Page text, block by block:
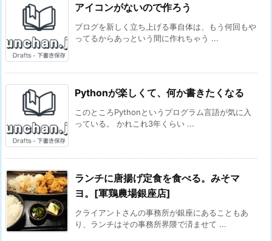
アイコンがないので作ろう
ブログを新しく立ち上げる事自体は、もう何回もや
ってるからあっという間に作れちゃう ...
Pythonが楽しくて、何か書きたくなる
このところPythonというプログラム言語が気に入
っている。 かれこれ3年くらい ...
ランチに唐揚げ定食を食べる。みそマ
ヨ。[軍鶏農場銀座店]
クライアントさんの事務所が銀座にあることもあ
り、ランチはその事務所界隈で済ませて ...